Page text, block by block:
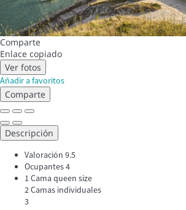
Comparte
Enlace copiado
Ver fotos
Añadir a favoritos
Comparte
Descripción
Valoración 9.5
Ocupantes4
1 Cama queen size
2 Camas individuales
3